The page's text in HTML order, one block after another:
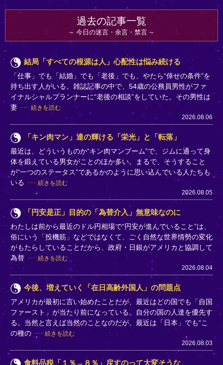
過去の記事一覧
今日の迷言・余言・禁言
結局「すべての根源は人」心配性は悩み続ける
「仕事」でも「結婚」でも「老後」でも、やたら“倖せの条件”を
持ち出す人がいる。雑誌記事の中で、54歳の公務員男性がファ
イナルシャルプランナーに“老後の相談”をしていた。その男性は
妻
続きを読む
2026.08.06
「キン肉マン」達の輝ける「栄光」と「転落」
最近は、どういうものか“キン肉マンブーム”で、ジムに通って身
体を鍛えている男女がことのほか多い。まるで、そうすること
が“一つのステータス”であるかのように思い込んでいる人たちも
いる
続きを読む
2026.08.05
「円安是正」目的の「為替介入」無意味なのに
わたしは前から最近のドル円相場で“円安が進んでいること”は、
俗にいう「投機筋」などではなくて、ごく自然な世界情勢の変化
がもたらしていることだから、政府・日銀がアメリカと協調して
為替
続きを読む
2026.08.04
今後、増えていく「在日高齢外国人」の問題点
アメリカが最初に言い始めたことだが、最近はどの国でも「自国
ファースト」が当たり前になっている。自分の国の人達を優先す
る。当然と言えば当然のことなのだが、最近は「日本」でも“こ
の種の
続きを読む
2026.08.03
食料品税「１％→８％」戻すのって大変そうな